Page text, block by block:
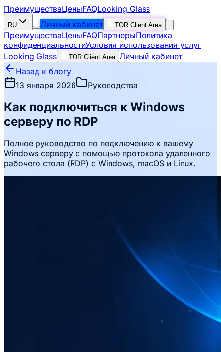
ПреимуществаЦеныFAQLooking Glass
RU Личный кабинет TOR Client Area
ПреимуществаЦеныFAQПартнерыПолитика
конфиденциальностиУсловия использования услуг
Looking Glass
TOR Client Area Личный кабинет
Назад к блогу
13 января 2026
Руководства
Как подключиться к Windows
серверу по RDP
Полное руководство по подключению к вашему
Windows серверу с помощью протокола удаленного
рабочего стола (RDP) с Windows, macOS и Linux.